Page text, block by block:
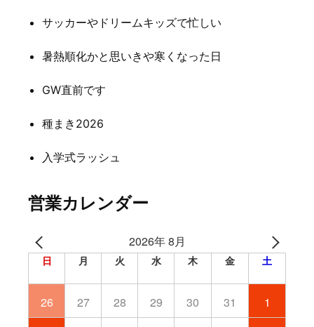
シ
サッカーやドリームキッズで忙しい
暑熱順化かと思いきや寒くなった日
GW直前です
種まき2026
入学式ラッシュ
営業カレンダー
2026年 8月
日 月 火 水 木 金 土
26 27 28 29 30 31 1